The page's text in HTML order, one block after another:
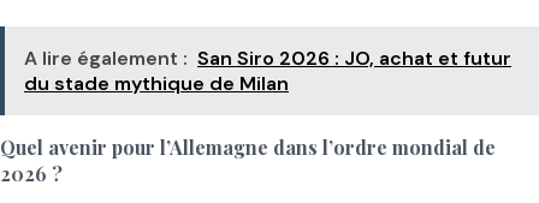
A lire également : San Siro 2026 : JO, achat et futur
du stade mythique de Milan
Quel avenir pour l’Allemagne dans l’ordre mondial de
2026 ?